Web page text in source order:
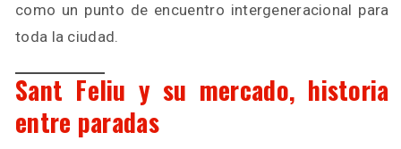
como un punto de encuentro intergeneracional para
toda la ciudad.
Sant Feliu y su mercado, historia
entre paradas